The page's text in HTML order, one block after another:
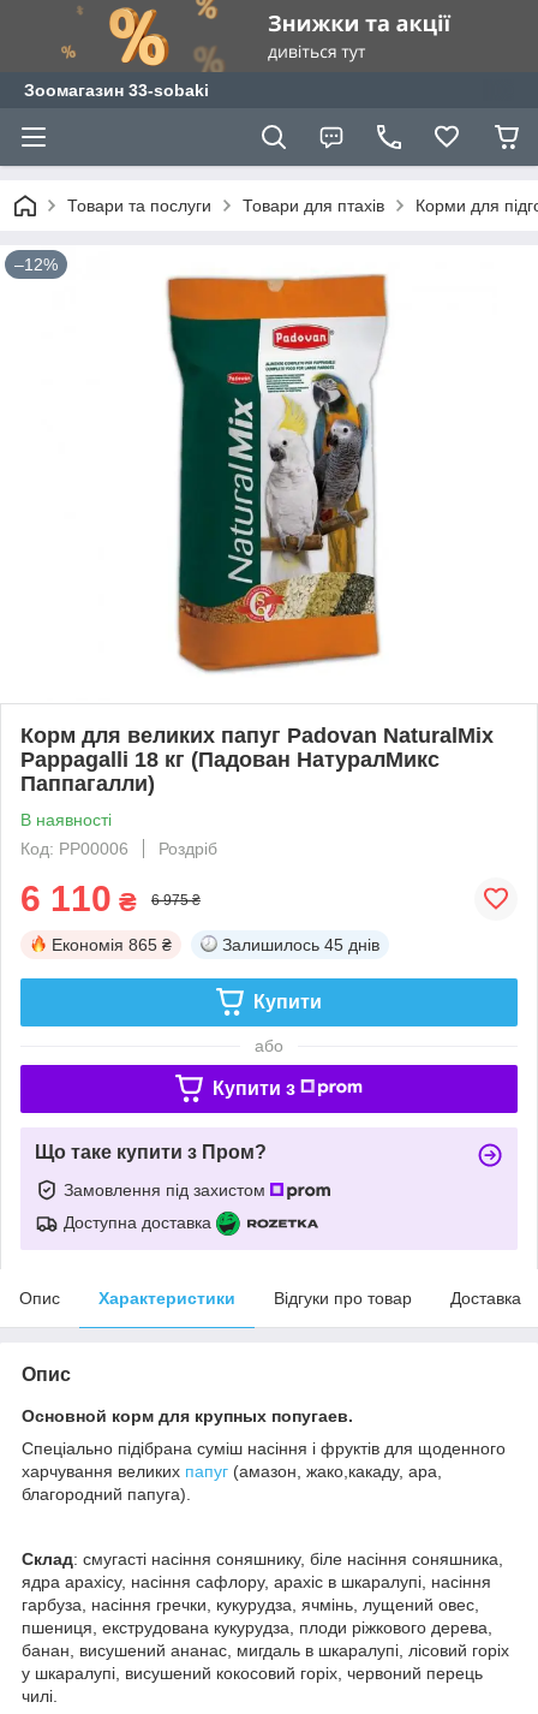
Зоомагазин 33-sobaki
Товари та послуги Товари для птахів Корми для
–12%
Корм для великих папуг Padovan NaturalMix
Pappagalli 18 кг (Падован НатуралМикс
Паппагалли)
В наявності
Код: PP00006
Роздріб
6 110 ₴ 6 975 ₴
Економія 865 ₴ Залишилось 45 днів
Купити
або
Купити з
Що таке купити з Пром?
Замовлення під захистом
Доступна доставка
Опис Характеристики Відгуки про товар Доставка
Опис
Основной корм для крупных попугаев.
Спеціально підібрана суміш насіння і фруктів для щоденного
харчування великих папуг (амазон, жако,какаду, ара,
благородний папуга).
Склад: смугасті насіння соняшнику, біле насіння соняшника,
ядра арахісу, насіння сафлору, арахіс в шкаралупі, насіння
гарбуза, насіння гречки, кукурудза, ячмінь, лущений овес,
пшениця, екструдована кукурудза, плоди ріжкового дерева,
банан, висушений ананас, мигдаль в шкаралупі, лісовий горіх
у шкаралупі, висушений кокосовий горіх, червоний перець
чилі.